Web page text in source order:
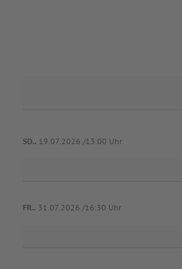
SO.. 19.07.2026 /13:00 Uhr
FR.. 31.07.2026 /16:30 Uhr